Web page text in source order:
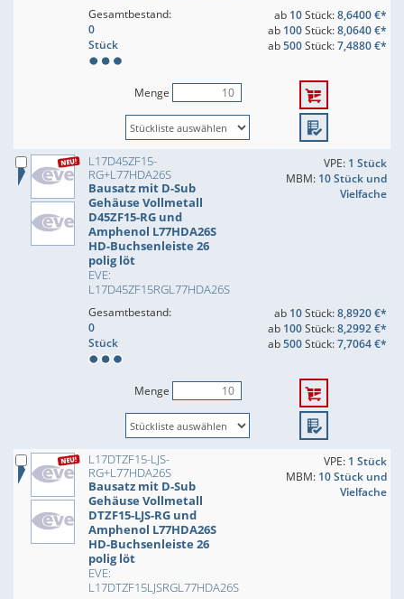
Gesamtbestand:
0
Stück
ab 10Stück:8,6400 €*
ab 100Stück:8,0640 €*
ab500Stück:7,4880 €*
Menge
L17D45ZF15-
RG+L77HDA26S
Bausatz mit D-Sub
Gehäuse Vollmetall
D45ZF15-RG und
Amphenol L77HDA26S
HD-Buchsenleiste 26
polig löt
EVE:
L17D45ZF15RGL77HDA26S
VPE: 1 Stück
MBM: 10 Stück und
Vielfache
Gesamtbestand:
0
Stück
ab 10Stück:8,8920 €*
ab 100Stück:8,2992 €*
ab500Stück:7,7064 €*
Menge
L17DTZF15-LJS-
RG+L77HDA26S
Bausatz mit D-Sub
Gehäuse Vollmetall
DTZF15-LJS-RG und
Amphenol L77HDA26S
HD-Buchsenleiste 26
polig löt
EVE:
L17DTZF15LJSRGL77HDA26S
VPE: 1 Stück
MBM: 10 Stück und
Vielfache